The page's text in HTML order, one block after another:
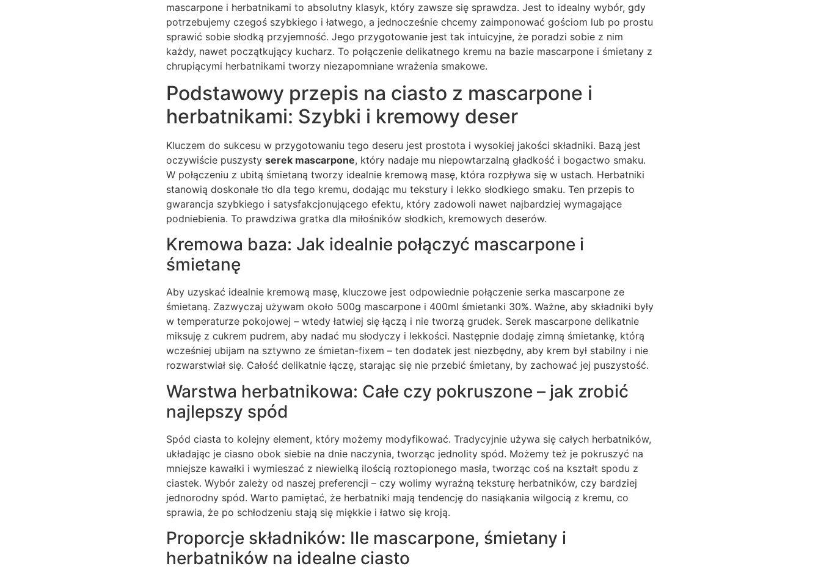
mascarpone i herbatnikami to absolutny klasyk, który zawsze się sprawdza. Jest to idealny wybór, gdy
potrzebujemy czegoś szybkiego i łatwego, a jednocześnie chcemy zaimponować gościom lub po prostu
sprawić sobie słodką przyjemność. Jego przygotowanie jest tak intuicyjne, że poradzi sobie z nim
każdy, nawet początkujący kucharz. To połączenie delikatnego kremu na bazie mascarpone i śmietany z
chrupiącymi herbatnikami tworzy niezapomniane wrażenia smakowe.
Podstawowy przepis na ciasto z mascarpone i
herbatnikami: Szybki i kremowy deser
Kluczem do sukcesu w przygotowaniu tego deseru jest prostota i wysokiej jakości składniki. Bazą jest
oczywiście puszysty serek mascarpone, który nadaje mu niepowtarzalną gładkość i bogactwo smaku.
W połączeniu z ubitą śmietaną tworzy idealnie kremową masę, która rozpływa się w ustach. Herbatniki
stanowią doskonałe tło dla tego kremu, dodając mu tekstury i lekko słodkiego smaku. Ten przepis to
gwarancja szybkiego i satysfakcjonującego efektu, który zadowoli nawet najbardziej wymagające
podniebienia. To prawdziwa gratka dla miłośników słodkich, kremowych deserów.
Kremowa baza: Jak idealnie połączyć mascarpone i
śmietanę
Aby uzyskać idealnie kremową masę, kluczowe jest odpowiednie połączenie serka mascarpone ze
śmietaną. Zazwyczaj używam około 500g mascarpone i 400ml śmietanki 30%. Ważne, aby składniki były
w temperaturze pokojowej – wtedy łatwiej się łączą i nie tworzą grudek. Serek mascarpone delikatnie
miksuję z cukrem pudrem, aby nadać mu słodyczy i lekkości. Następnie dodaję zimną śmietankę, którą
wcześniej ubijam na sztywno ze śmietan-fixem – ten dodatek jest niezbędny, aby krem był stabilny i nie
rozwarstwiał się. Całość delikatnie łączę, starając się nie przebić śmietany, by zachować jej puszystość.
Warstwa herbatnikowa: Całe czy pokruszone – jak zrobić
najlepszy spód
Spód ciasta to kolejny element, który możemy modyfikować. Tradycyjnie używa się całych herbatników,
układając je ciasno obok siebie na dnie naczynia, tworząc jednolity spód. Możemy też je pokruszyć na
mniejsze kawałki i wymieszać z niewielką ilością roztopionego masła, tworząc coś na kształt spodu z
ciastek. Wybór zależy od naszej preferencji – czy wolimy wyraźną teksturę herbatników, czy bardziej
jednorodny spód. Warto pamiętać, że herbatniki mają tendencję do nasiąkania wilgocią z kremu, co
sprawia, że po schłodzeniu stają się miękkie i łatwo się kroją.
Proporcje składników: Ile mascarpone, śmietany i
herbatników na idealne ciasto